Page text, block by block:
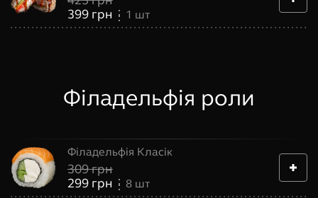
399 грн 1 шт
Філадельфія роли
Філадельфія Класік
309грн
299 грн 8 шт